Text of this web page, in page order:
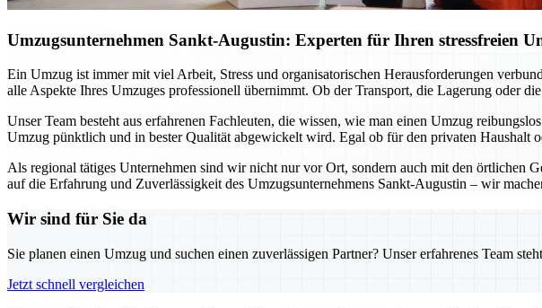
Umzugsunternehmen Sankt-Augustin: Experten für Ihren stressfreien
Ein Umzug ist immer mit viel Arbeit, Stress und organisatorischen Herausforderungen
alle Aspekte Ihres Umzuges professionell übernimmt. Ob der Transport, die Lagerung oder
Unser Team besteht aus erfahrenen Fachleuten, die wissen, wie man einen Umzug
Umzug pünktlich und in bester Qualität abgewickelt wird. Egal ob für den privaten Haushalt
Als regional tätiges Unternehmen sind wir nicht nur vor Ort, sondern auch mit den örtlichen
auf die Erfahrung und Zuverlässigkeit des Umzugsunternehmens Sankt-Augustin – wir
Wir sind für Sie da
Sie planen einen Umzug und suchen einen zuverlässigen Partner? Unser erfahrenes Team
Jetzt schnell vergleichen